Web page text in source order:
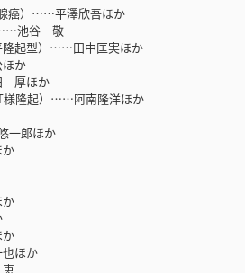
癌）……平澤欣吾ほか
……池谷 敬
隆起型）……田中匡実ほか
か
厚ほか
様隆起）……阿南隆洋ほか
一郎ほか
ほか